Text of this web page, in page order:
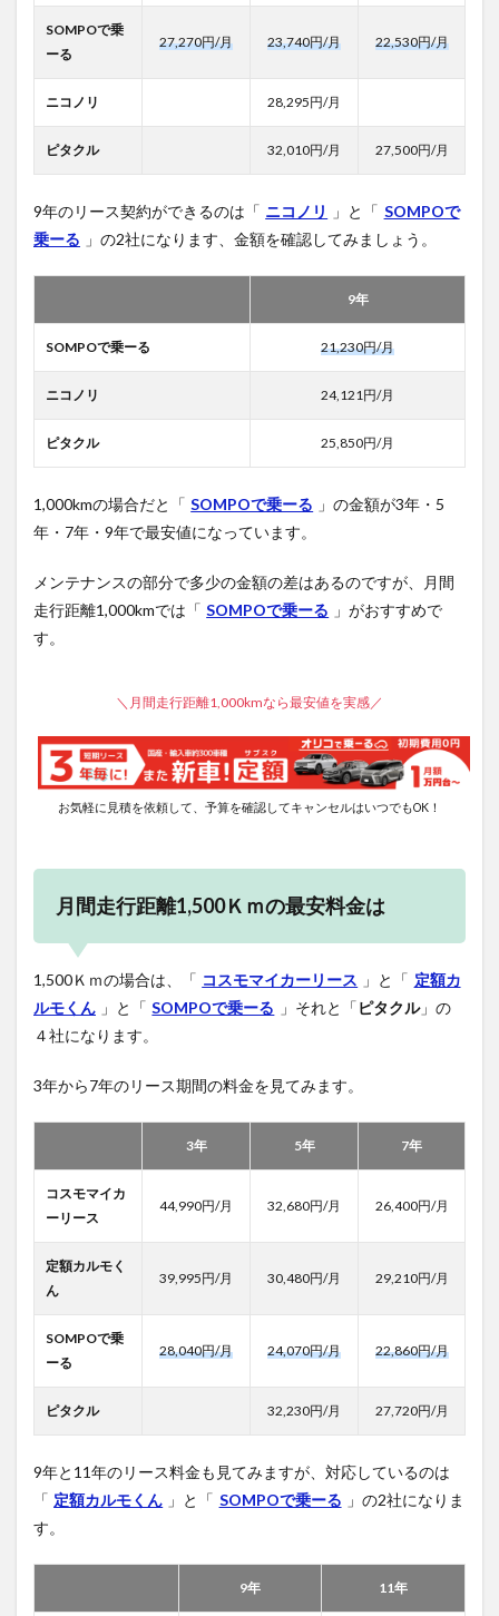
SOMPOで乗
ーる
27,270円/月 23,740円/月 22,530円/月
ニコノリ 28,295円/月
ピタクル 32,010円/月 27,500円/月
9年のリース契約ができるのは「 ニコノリ 」と「 SOMPOで
乗ーる 」の2社になります、金額を確認してみましょう。
9年
SOMPOで乗ーる 21,230円/月
ニコノリ 24,121円/月
ピタクル 25,850円/月
1,000kmの場合だと「 SOMPOで乗ーる 」の金額が3年・5
年・7年・9年で最安値になっています。
メンテナンスの部分で多少の金額の差はあるのですが、月間
走行距離1,000kmでは「 SOMPOで乗ーる 」がおすすめで
す。
＼月間走行距離1,000kmなら最安値を実感／
お気軽に見積を依頼して、予算を確認してキャンセルはいつでもOK！
月間走行距離1,500Ｋｍの最安料金は
1,500Ｋｍの場合は、「 コスモマイカーリース 」と「 定額カ
ルモくん 」と「 SOMPOで乗ーる 」それと「ピタクル」の
４社になります。
3年から7年のリース期間の料金を見てみます。
3年 5年 7年
コスモマイカ
ーリース
44,990円/月 32,680円/月 26,400円/月
定額カルモく
ん
39,995円/月 30,480円/月 29,210円/月
SOMPOで乗
ーる
28,040円/月 24,070円/月 22,860円/月
ピタクル 32,230円/月 27,720円/月
9年と11年のリース料金も見てみますが、対応しているのは
「 定額カルモくん 」と「 SOMPOで乗ーる 」の2社になりま
す。
9年 11年